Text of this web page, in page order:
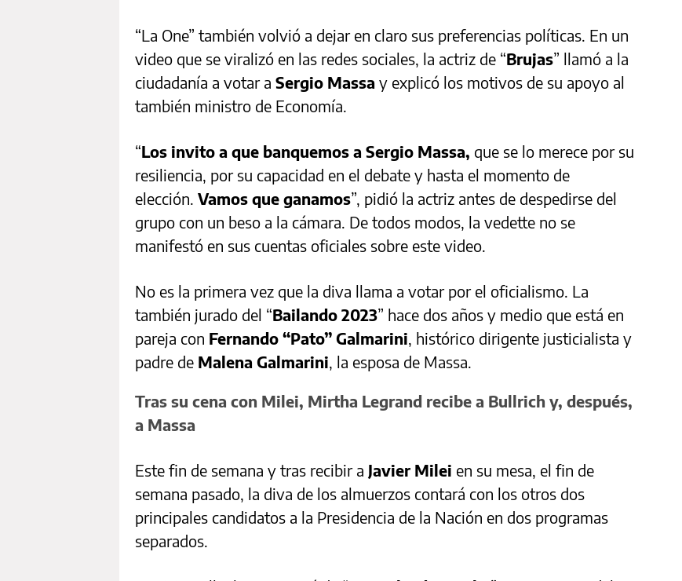
“La One” también volvió a dejar en claro sus preferencias políticas. En un
video que se viralizó en las redes sociales, la actriz de “Brujas” llamó a la
ciudadanía a votar a Sergio Massa y explicó los motivos de su apoyo al
también ministro de Economía.
“Los invito a que banquemos a Sergio Massa, que se lo merece por su
resiliencia, por su capacidad en el debate y hasta el momento de
elección. Vamos que ganamos”, pidió la actriz antes de despedirse del
grupo con un beso a la cámara. De todos modos, la vedette no se
manifestó en sus cuentas oficiales sobre este video.
No es la primera vez que la diva llama a votar por el oficialismo. La
también jurado del “Bailando 2023” hace dos años y medio que está en
pareja con Fernando “Pato” Galmarini, histórico dirigente justicialista y
padre de Malena Galmarini, la esposa de Massa.
Tras su cena con Milei, Mirtha Legrand recibe a Bullrich y, después,
a Massa
Este fin de semana y tras recibir a Javier Milei en su mesa, el fin de
semana pasado, la diva de los almuerzos contará con los otros dos
principales candidatos a la Presidencia de la Nación en dos programas
separados.